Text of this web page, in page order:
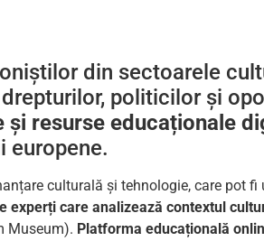
din sectoarele
politicilor și
resurse educaționale
europene.
culturală și tehnologie, care pot fi
experți care analizează contextul
Museum). Platforma educațională